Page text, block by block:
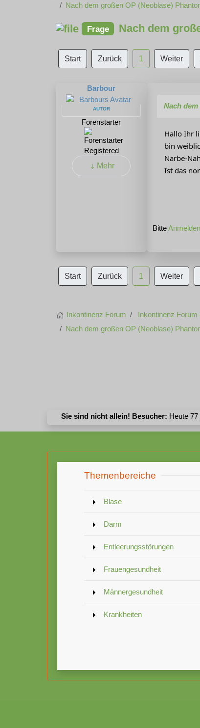
Nach dem großen OP (Neoblase)
Frage Nach dem
Start Zurück 1 Weiter
Barbour
AUTOR
Forenstarter
Registered
Mehr
Nach
Hallo Ihr
bin
Narbe-
Ist das
BitteAnmelden
Start Zurück 1 Weiter
Inkontinenz Forum
Inkontinenz
Nach dem großen OP (Neoblase)
Sie sind nicht allein! Besucher: Heute
Themenbereiche
Blase
Darm
Entleerungsstörungen
Frauengesundheit
Männergesundheit
Krankheiten